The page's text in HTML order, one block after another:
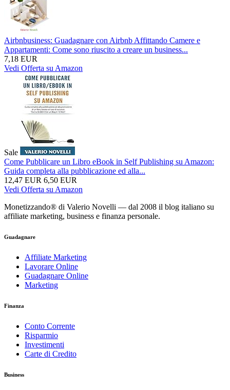
Airbnbusiness: Guadagnare con Airbnb Affittando Camere e
Appartamenti: Come sono riuscito a creare un business...
7,18 EUR
Vedi Offerta su Amazon
Sale
Come Pubblicare un Libro eBook in Self Publishing su Amazon:
Guida completa alla pubblicazione ed alla...
12,47 EUR 6,50 EUR
Vedi Offerta su Amazon
Monetizzando® di Valerio Novelli — dal 2008 il blog italiano su
affiliate marketing, business e finanza personale.
Guadagnare
Affiliate Marketing
Lavorare Online
Guadagnare Online
Marketing
Finanza
Conto Corrente
Risparmio
Investimenti
Carte di Credito
Business